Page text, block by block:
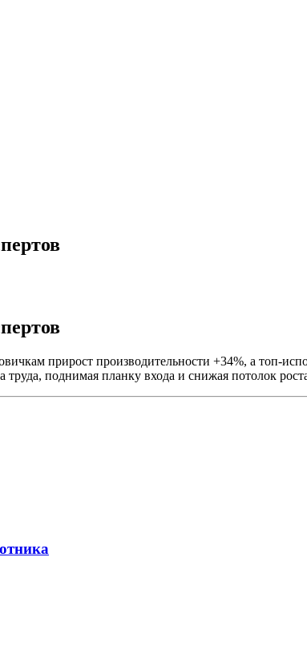
прирост производительности +34%, а топ-
поднимая планку входа и снижая потолок